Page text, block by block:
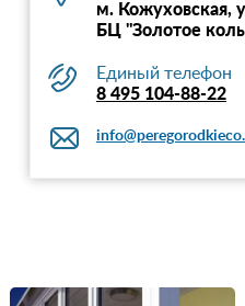
м. Кожуховская,
БЦ "Золотое
Единый телефон
8 495 104-88-22